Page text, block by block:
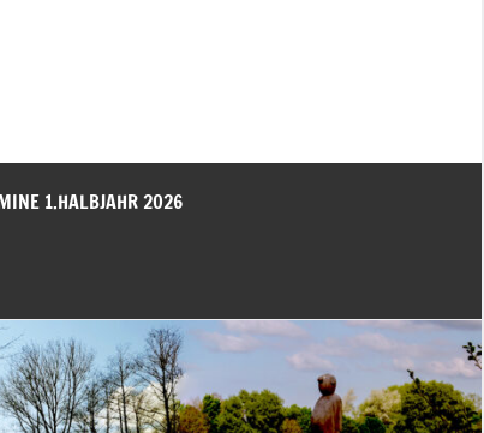
1.HALBJAHR 2026